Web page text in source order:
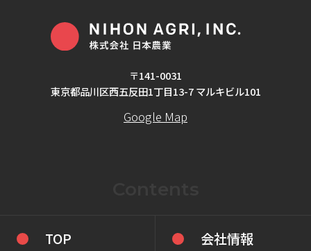
〒141-0031
東京都品川区西五反田1丁目13-7 マルキビル101
Google Map
TOP 会社情報